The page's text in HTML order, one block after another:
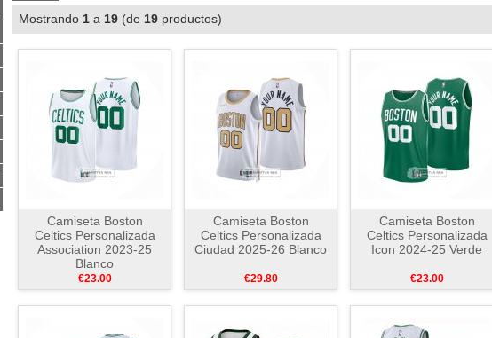
Mostrando 1 a 19 (de 19 productos)
Camiseta Boston
Celtics Personalizada
Association 2023-25
Blanco
€23.00
Camiseta Boston
Celtics Personalizada
Ciudad 2025-26 Blanco
€29.80
Camiseta Boston
Celtics Personalizada
Icon 2024-25 Verde
€23.00